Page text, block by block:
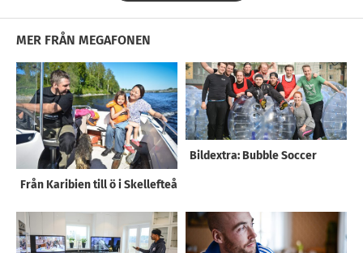
MER FRÅN MEGAFONEN
Från Karibien till ö i Skellefteå
Bildextra: Bubble Soccer